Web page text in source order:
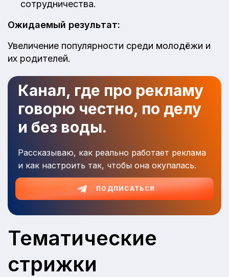
сотрудничества.
Ожидаемый результат:
Увеличение популярности среди молодёжи и
их родителей.
Канал, где про рекламу
говорю честно, по делу
и без воды.
Рассказываю, как реально работает реклама
и как настроить так, чтобы она окупалась.
ПОДПИСАТЬСЯ
Тематические
стрижки